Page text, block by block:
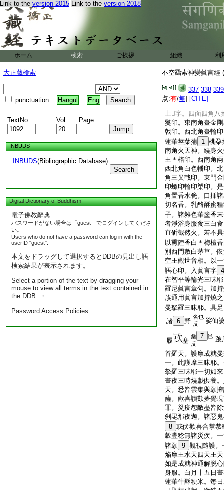
Link to the version 2015 Link to the version 2018
ホーム 検索 ご挨拶 組織 利
大正蔵検索
punctuation Hangul Eng
TextNo. Vol. Page
INBUDS
INBUDS(Bibliographic Database)
Search
Digital Dictionary of Buddhism
電子佛教辭典
パスワードがない場合は「guest」でログインしてくださ
い。
Users who do not have a password can log in with the
userID "guest".
本文をドラッグして選択するとDDBの見出し語
検索結果が表示されます。
Select a portion of the text by dragging your
mouse to view all terms in the text contained in
the DDB. ・
Password Access Policies
不空羂索神變眞言經
337 338 339
点:有/無] [CITE]
壽命無量百千數劫
明神通示現功徳莊
能示種種神變幻化
族一切天神種族現
世尊復有不空王神
摩曼拏羅三昧耶。
耶。十方一切如來
音菩薩一切眷屬現
肘淨治塗地。規郭
圓穿一肘護摩爐坑
上𤙖字。四面四角
鬘印。東南角臺金
戟印。西北角臺輪
蓮華莖葉蒲 1 桃朶
南角火天神。繞身
王＊棓印。西南角
西北角白色幡印。
角三叉戟印。東門
印螺印輪印槊印。
角置香水瓮。口挿
切名香。乳酪酥蜜
子。諸雜色華塗香
者淨浴身服食三白
直斫截然火。若不
以熏陸香白＊梅檀
別西門敷白茅草。
空王觀世音相。以
語心印。入眞言字 4
在智平等輪光三昧
羅尼眞言章句。加
族通用眞言加持燒
曼拏羅三昧耶。具
諸 6 野
名也
反
娑仙
履 塞
桑 7
邑
反
跛
首羅天。護摩成就
一。此護摩三昧耶
拏羅三昧耶一切如
晝夜三時燒獻供養
天。悉皆雲集與願
薩。歡喜讃歎夢覺
罪。災疫怨敵盡皆
刹毘那夜迦。諸惡
8 或伏歡喜合掌
穀豐稔無諸災疾。
諸願 9 觀視隨護。
焔摩王水天四天王
如是成就神通解脱
身服。白月十五日
蓮華牛酥粳米。毎